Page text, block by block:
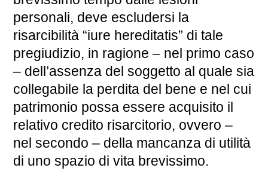
personali, deve escludersi la
risarcibilità “iure hereditatis” di tale
pregiudizio, in ragione – nel primo caso
– dell’assenza del soggetto al quale sia
collegabile la perdita del bene e nel cui
patrimonio possa essere acquisito il
relativo credito risarcitorio, ovvero –
nel secondo – della mancanza di utilità
di uno spazio di vita brevissimo.